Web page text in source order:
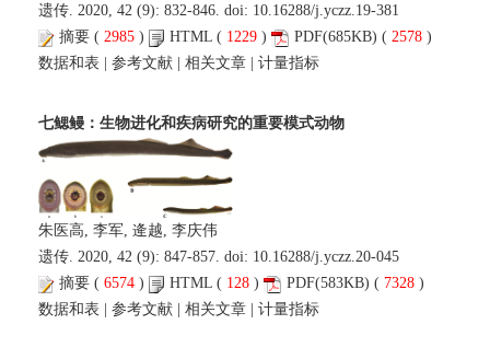
遗传. 2020, 42 (9): 832-846. doi: 10.16288/j.yczz.19-381
摘要 ( 2985 ) HTML ( 1229 ) PDF(685KB) ( 2578 )
数据和表
参考文献 相关文章 计量指标
七鳃鳗：生物进化和疾病研究的重要模式动物
朱医高, 李军, 逄越, 李庆伟
遗传. 2020, 42 (9): 847-857. doi: 10.16288/j.yczz.20-045
摘要 ( 6574 ) HTML ( 128 ) PDF(583KB) ( 7328 )
数据和表
参考文献 相关文章 计量指标